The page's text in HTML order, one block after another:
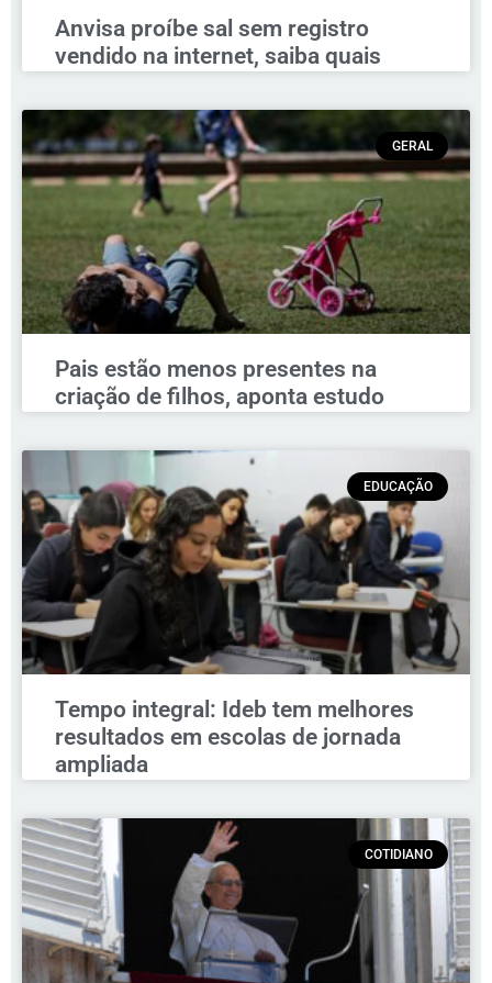
Anvisa proíbe sal sem registro
vendido na internet, saiba quais
GERAL
Pais estão menos presentes na
criação de filhos, aponta estudo
EDUCAÇÃO
Tempo integral: Ideb tem melhores
resultados em escolas de jornada
ampliada
COTIDIANO